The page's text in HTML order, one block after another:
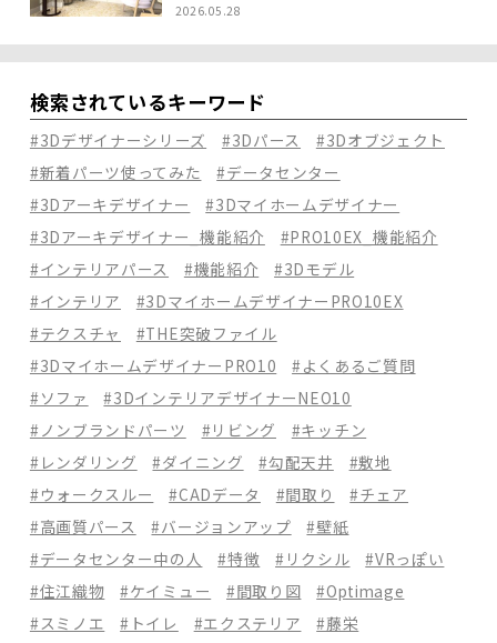
2026.05.28
検索されているキーワード
#3Dデザイナーシリーズ #3Dパース
#3Dオブジェクト
#新着パーツ使ってみた
#データセンター
#3Dアーキデザイナー
#3Dマイホームデザイナー
#3Dアーキデザイナー_機能紹介
#PRO10EX_機能紹介
#インテリアパース
#機能紹介
#3Dモデル
#インテリア
#3DマイホームデザイナーPRO10EX
#テクスチャ
#THE突破ファイル
#3DマイホームデザイナーPRO10
#よくあるご質問
#ソファ
#3DインテリアデザイナーNEO10
#ノンブランドパーツ
#リビング
#キッチン
#レンダリング
#ダイニング #勾配天井
#敷地
#ウォークスルー
#CADデータ #間取り
#チェア
#高画質パース
#バージョンアップ
#壁紙
#データセンター中の人
#特徴 #リクシル
#VRっぽい
#住江織物
#ケイミュー #間取り図
#Optimage
#スミノエ
#トイレ #エクステリア
#藤栄